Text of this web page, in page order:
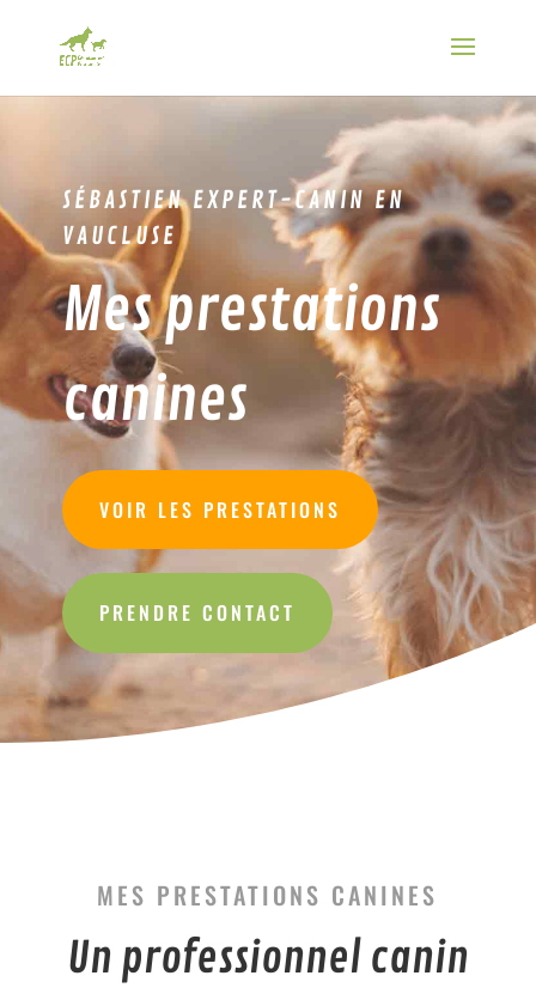
SÉBASTIEN EXPERT-CANIN EN
VAUCLUSE
Mes prestations
canines
VOIR LES PRESTATIONS
PRENDRE CONTACT
MES PRESTATIONS CANINES
Un professionnel canin